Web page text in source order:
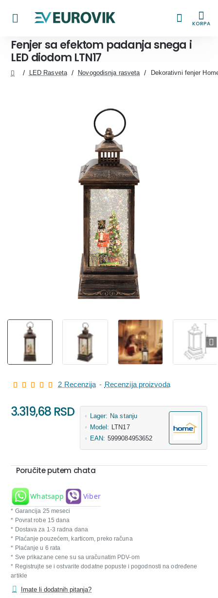
KORPA
Fenjer sa efektom padanja snega i
LED diodom LTN17
LED Rasveta Novogodisnja rasveta Dekorativni fenjer
2 Recenzija - Recenzija proizvoda
3.319,68 RSD Lager: Na stanju
Model: LTN17
EAN: 5999084953652
Poručite putem chata
Whatsapp Viber
* Garancija 25 meseci
* Povrat robe 15 dana
* Dostava za 1-3 radna dana
* Plaćanje pouzećem, karticom, preko računa
* Plaćanje u 6 rata
* Sve prikazane cene su sa uračunatim PDV-om
* Registrujte se i ostvarite dodatne popuste i pogodnosti na određene
artikle
Imate li dodatnih pitanja?